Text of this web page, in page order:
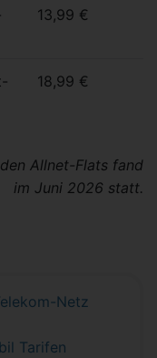
13,99 €
18,99 €
Allnet-Flats fand
im Juni 2026 statt.
Netz
Tarifen